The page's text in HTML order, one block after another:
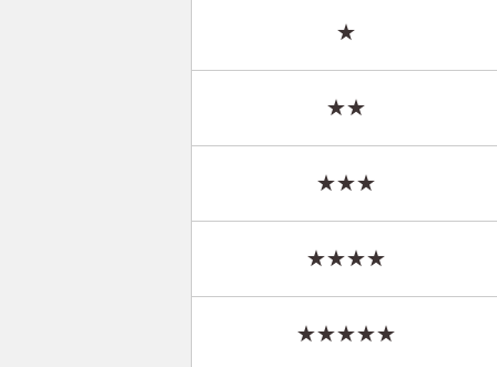
★
★★
★★★
★★★★
★★★★★